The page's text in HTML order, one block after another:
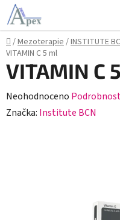
Přejít
na
obsah
Domů
/Mezoterapie/INSTITUTE
VITAMIN C 5 ml
VITAMIN C
Průměrné
hodnocení
Neohodnoceno
Značka: Institute BCN